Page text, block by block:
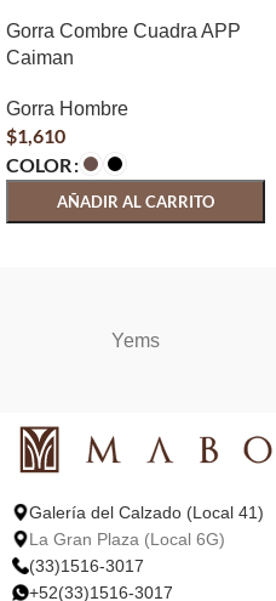
Gorra Combre Cuadra APP
Caiman
Gorra Hombre
$1,610
COLOR
AÑADIR AL CARRITO
Yems
Galería del Calzado (Local 41)
La Gran Plaza (Local 6G)
(33)1516-3017
+52(33)1516-3017